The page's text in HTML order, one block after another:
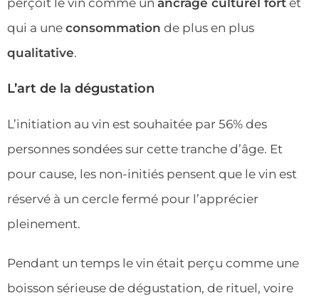
perçoit le vin comme un ancrage culturel fort et
qui a une consommation de plus en plus
qualitative.
L’art de la dégustation
L’initiation au vin est souhaitée par 56% des
personnes sondées sur cette tranche d’âge. Et
pour cause, les non-initiés pensent que le vin est
réservé à un cercle fermé pour l’apprécier
pleinement.
Pendant un temps le vin était perçu comme une
boisson sérieuse de dégustation, de rituel, voire